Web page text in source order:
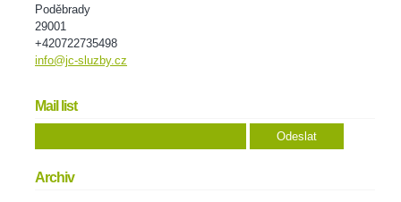
Poděbrady
29001
+420722735498
info@jc-sluzby.cz
Mail list
Archiv